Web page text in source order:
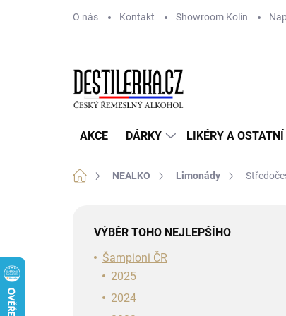
O nás Kontakt Showroom Kolín
AKCE DÁRKY LIKÉRY A OSTATNÍ
Domů NEALKO Limonády
VÝBĚR TOHO NEJLEPŠÍHO
Šampioni ČR
2025
2024